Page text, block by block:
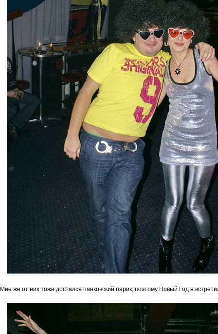
Мне же от них тоже достался панковский парик, поэтому Новый Год я